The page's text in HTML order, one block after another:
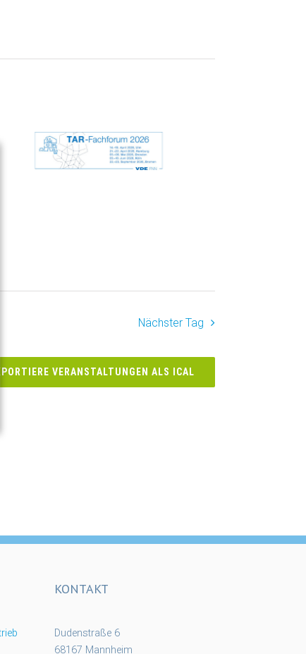
Nächster Tag
VERANSTALTUNGEN ALS ICAL
KONTAKT
Dudenstraße 6
68167 Mannheim